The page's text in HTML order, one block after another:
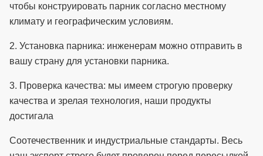
чтобы конструировать парник согласно местному
климату и географическим условиям.
2. Установка парника: инженерам можно отправить в
вашу страну для установки парника.
3. Проверка качества: мы имеем строгую проверку
качества и зрелая технология, наши продукты
достигала
Соотечественник и индустриальные стандарты. Весь